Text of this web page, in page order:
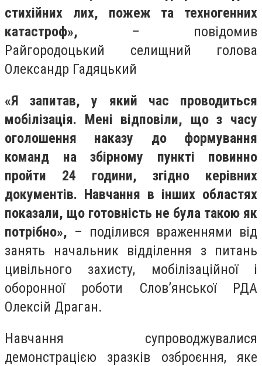
стихійних лих, пожеж та техногенних
катастроф», – повідомив
Райгородоцький селищний голова
Олександр Гадяцький
«Я запитав, у який час проводиться
мобілізація. Мені відповіли, що з часу
оголошення наказу до формування
команд на збірному пункті повинно
пройти 24 години, згідно керівних
документів. Навчання в інших областях
показали, що готовність не була такою як
потрібно», – поділився враженнями від
занять начальник відділення з питань
цивільного захисту, мобілізаційної і
оборонної роботи Слов’янської РДА
Олексій Драган.
Навчання супроводжувалися
демонстрацією зразків озброєння, яке